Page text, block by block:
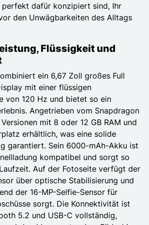
perfekt dafür konzipiert sind, Ihr
den Unwägbarkeiten des Alltags
Flüssigkeit und
ein 6,67 Zoll großes Full
mit einer flüssigen
von 120 Hz und bietet so ein
Angetrieben vom Snapdragon
mit 8 oder 12 GB RAM und
erhältlich, was eine solide
garantiert. Sein 6000-mAh-Akku ist
kompatibel und sorgt so
Auf der Fotoseite verfügt der
über optische Stabilisierung und
der 16-MP-Selfie-Sensor für
sorgt. Die Konnektivität ist
5.2 und USB-C vollständig,